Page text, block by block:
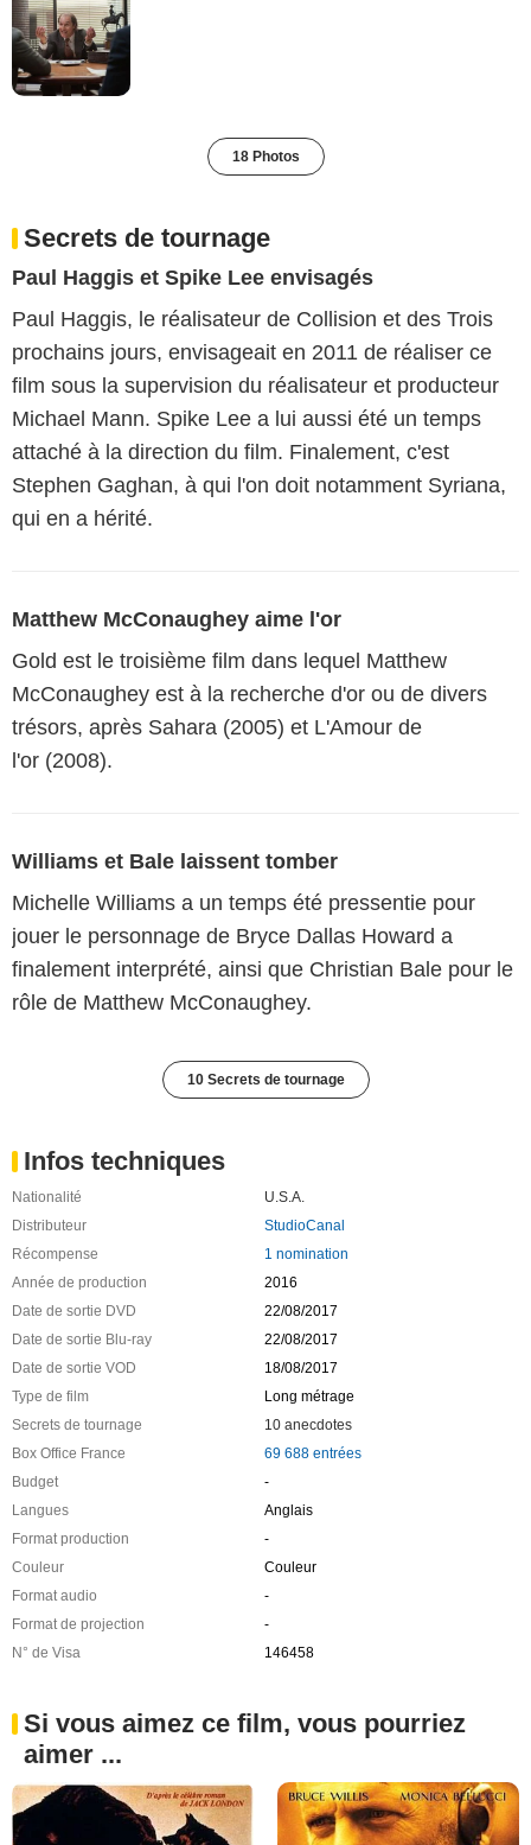
18 Photos
Secrets de tournage
Paul Haggis et Spike Lee envisagés
Paul Haggis, le réalisateur de Collision et des Trois
prochains jours, envisageait en 2011 de réaliser ce
film sous la supervision du réalisateur et producteur
Michael Mann. Spike Lee a lui aussi été un temps
attaché à la direction du film. Finalement, c'est
Stephen Gaghan, à qui l'on doit notamment Syriana,
qui en a hérité.
Matthew McConaughey aime l'or
Gold est le troisième film dans lequel Matthew
McConaughey est à la recherche d'or ou de divers
trésors, après Sahara (2005) et L'Amour de
l'or (2008).
Williams et Bale laissent tomber
Michelle Williams a un temps été pressentie pour
jouer le personnage de Bryce Dallas Howard a
finalement interprété, ainsi que Christian Bale pour le
rôle de Matthew McConaughey.
10 Secrets de tournage
Infos techniques
Nationalité
U.S.A.
Distributeur
StudioCanal
Récompense
1 nomination
Année de production
2016
Date de sortie DVD
22/08/2017
Date de sortie Blu-ray
22/08/2017
Date de sortie VOD
18/08/2017
Type de film
Long métrage
Secrets de tournage
10 anecdotes
Box Office France
69 688 entrées
Budget
-
Langues
Anglais
Format production
-
Couleur
Couleur
Format audio
-
Format de projection
-
N° de Visa
146458
Si vous aimez ce film, vous pourriez
aimer ...